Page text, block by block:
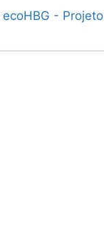
ecoHBG -